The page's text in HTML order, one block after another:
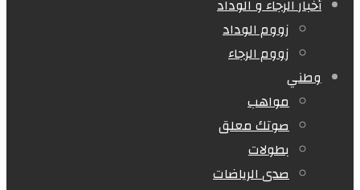
أخبار الرجاء و الوداد
زووم الوداد
زووم الرجاء
وطني
مواهب
صوتك معلق
بطولات
صدى الرياضات